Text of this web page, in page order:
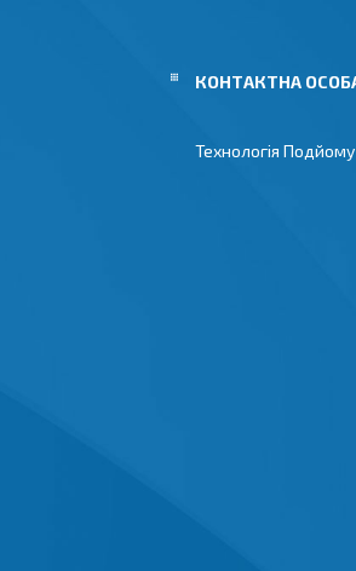
Технологія Подйому